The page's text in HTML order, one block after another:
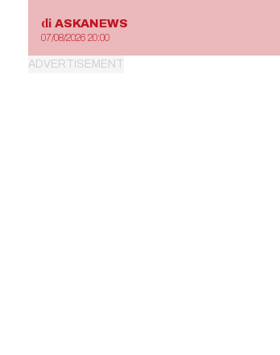
di ASKANEWS
07/08/2026 20:00